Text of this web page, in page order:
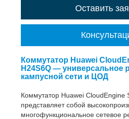
Оставить
Коммутатор Huawei
H24S6Q — универсальное
кампусной сети и ЦОД
Коммутатор Huawei CloudEngine
представляет собой
многофункциональное сетевое